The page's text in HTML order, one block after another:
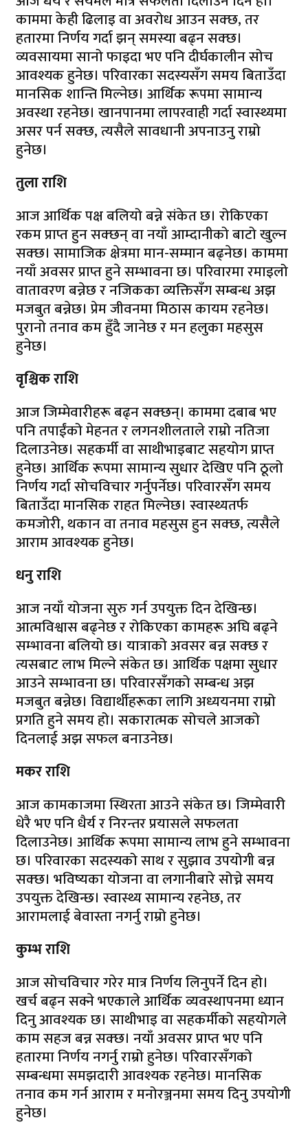
काममा केही ढिलाइ वा अवरोध आउन सक्छ, तर
हतारमा निर्णय गर्दा झन् समस्या बढ्न सक्छ।
व्यवसायमा सानो फाइदा भए पनि दीर्घकालीन सोच
आवश्यक हुनेछ। परिवारका सदस्यसँग समय बिताउँदा
मानसिक शान्ति मिल्नेछ। आर्थिक रूपमा सामान्य
अवस्था रहनेछ। खानपानमा लापरवाही गर्दा स्वास्थ्यमा
असर पर्न सक्छ, त्यसैले सावधानी अपनाउनु राम्रो
हुनेछ।
तुला राशि
आज आर्थिक पक्ष बलियो बन्ने संकेत छ। रोकिएका
रकम प्राप्त हुन सक्छन् वा नयाँ आम्दानीको बाटो खुल्न
सक्छ। सामाजिक क्षेत्रमा मान-सम्मान बढ्नेछ। काममा
नयाँ अवसर प्राप्त हुने सम्भावना छ। परिवारमा रमाइलो
वातावरण बन्नेछ र नजिकका व्यक्तिसँग सम्बन्ध अझ
मजबुत बन्नेछ। प्रेम जीवनमा मिठास कायम रहनेछ।
पुरानो तनाव कम हुँदै जानेछ र मन हलुका महसुस
हुनेछ।
वृश्चिक राशि
आज जिम्मेवारीहरू बढ्न सक्छन्। काममा दबाब भए
पनि तपाईंको मेहनत र लगनशीलताले राम्रो नतिजा
दिलाउनेछ। सहकर्मी वा साथीभाइबाट सहयोग प्राप्त
हुनेछ। आर्थिक रूपमा सामान्य सुधार देखिए पनि ठूलो
निर्णय गर्दा सोचविचार गर्नुपर्नेछ। परिवारसँग समय
बिताउँदा मानसिक राहत मिल्नेछ। स्वास्थ्यतर्फ
कमजोरी, थकान वा तनाव महसुस हुन सक्छ, त्यसैले
आराम आवश्यक हुनेछ।
धनु राशि
आज नयाँ योजना सुरु गर्न उपयुक्त दिन देखिन्छ।
आत्मविश्वास बढ्नेछ र रोकिएका कामहरू अघि बढ्ने
सम्भावना बलियो छ। यात्राको अवसर बन्न सक्छ र
त्यसबाट लाभ मिल्ने संकेत छ। आर्थिक पक्षमा सुधार
आउने सम्भावना छ। परिवारसँगको सम्बन्ध अझ
मजबुत बन्नेछ। विद्यार्थीहरूका लागि अध्ययनमा राम्रो
प्रगति हुने समय हो। सकारात्मक सोचले आजको
दिनलाई अझ सफल बनाउनेछ।
मकर राशि
आज कामकाजमा स्थिरता आउने संकेत छ। जिम्मेवारी
धेरै भए पनि धैर्य र निरन्तर प्रयासले सफलता
दिलाउनेछ। आर्थिक रूपमा सामान्य लाभ हुने सम्भावना
छ। परिवारका सदस्यको साथ र सुझाव उपयोगी बन्न
सक्छ। भविष्यका योजना वा लगानीबारे सोच्ने समय
उपयुक्त देखिन्छ। स्वास्थ्य सामान्य रहनेछ, तर
आरामलाई बेवास्ता नगर्नु राम्रो हुनेछ।
कुम्भ राशि
आज सोचविचार गरेर मात्र निर्णय लिनुपर्ने दिन हो।
खर्च बढ्न सक्ने भएकाले आर्थिक व्यवस्थापनमा ध्यान
दिनु आवश्यक छ। साथीभाइ वा सहकर्मीको सहयोगले
काम सहज बन्न सक्छ। नयाँ अवसर प्राप्त भए पनि
हतारमा निर्णय नगर्नु राम्रो हुनेछ। परिवारसँगको
सम्बन्धमा समझदारी आवश्यक रहनेछ। मानसिक
तनाव कम गर्न आराम र मनोरञ्जनमा समय दिनु उपयोगी
हुनेछ।